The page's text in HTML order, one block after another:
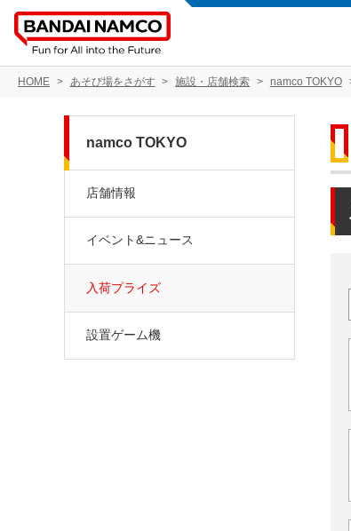
HOME あそび場をさがす 施設・店舗検索 namco TOKYO
namco TOKYO
店舗情報
イベント&ニュース
入荷プライズ
設置ゲーム機